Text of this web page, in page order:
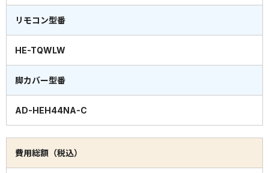
リモコン型番
HE-TQWLW
脚カバー型番
AD-HEH44NA-C
費用総額（税込）